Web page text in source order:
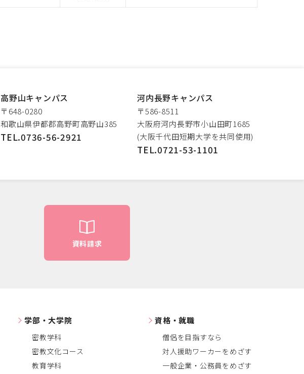
高野山キャンパス
〒648-0280
和歌山県伊都郡高野町高野山385
TEL.0736-56-2921
河内長野キャンパス
〒586-8511
大阪府河内長野市小山田町1685
(大阪千代田短期大学を共同使用)
TEL.0721-53-1101
資料請求
学部・大学院
密教学科
密教文化コース
教育学科
資格・就職
僧侶を目指すなら
対人援助ワーカーをめざす
一般企業・公務員をめざす